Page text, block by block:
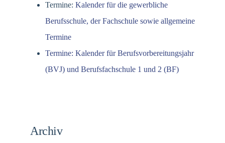
Termine: Kalender für die gewerbliche
Berufsschule, der Fachschule sowie allgemeine
Termine
Termine: Kalender für Berufsvorbereitungsjahr
(BVJ) und Berufsfachschule 1 und 2 (BF)
Archiv